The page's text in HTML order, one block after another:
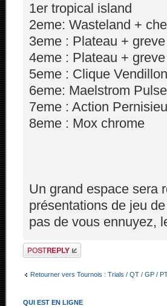
1er tropical island
2eme: Wasteland +
3eme : Plateau +
4eme : Plateau +
5eme : Clique Vendillon
6eme: Maelstrom Pulse
7eme : Action
8eme : Mox chrome
Un grand espace sera
présentations de jeu
pas de vous ennuyez,
Répondre
Retourner vers Tournois : Trials / QT / GP / PT
QUI EST EN LIGNE